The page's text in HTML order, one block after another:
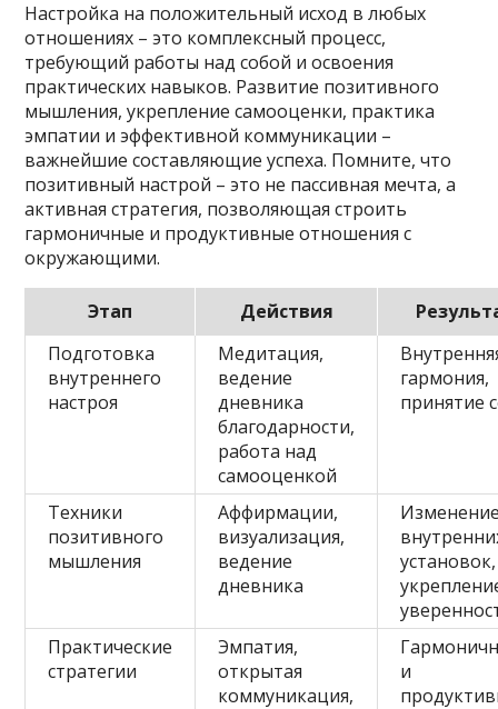
Настройка на положительный исход в любых
отношениях – это комплексный процесс,
требующий работы над собой и освоения
практических навыков. Развитие позитивного
мышления, укрепление самооценки, практика
эмпатии и эффективной коммуникации –
важнейшие составляющие успеха. Помните, что
позитивный настрой – это не пассивная мечта, а
активная стратегия, позволяющая строить
гармоничные и продуктивные отношения с
окружающими.
Этап Действия
Подготовка
внутреннего
настроя
Медитация,
ведение
дневника
благодарности,
работа над
самооценкой
гармония,
принятие
Техники
позитивного
мышления
Аффирмации,
визуализация,
ведение
дневника
установок,
Практические
стратегии
Эмпатия,
открытая
коммуникация,
и